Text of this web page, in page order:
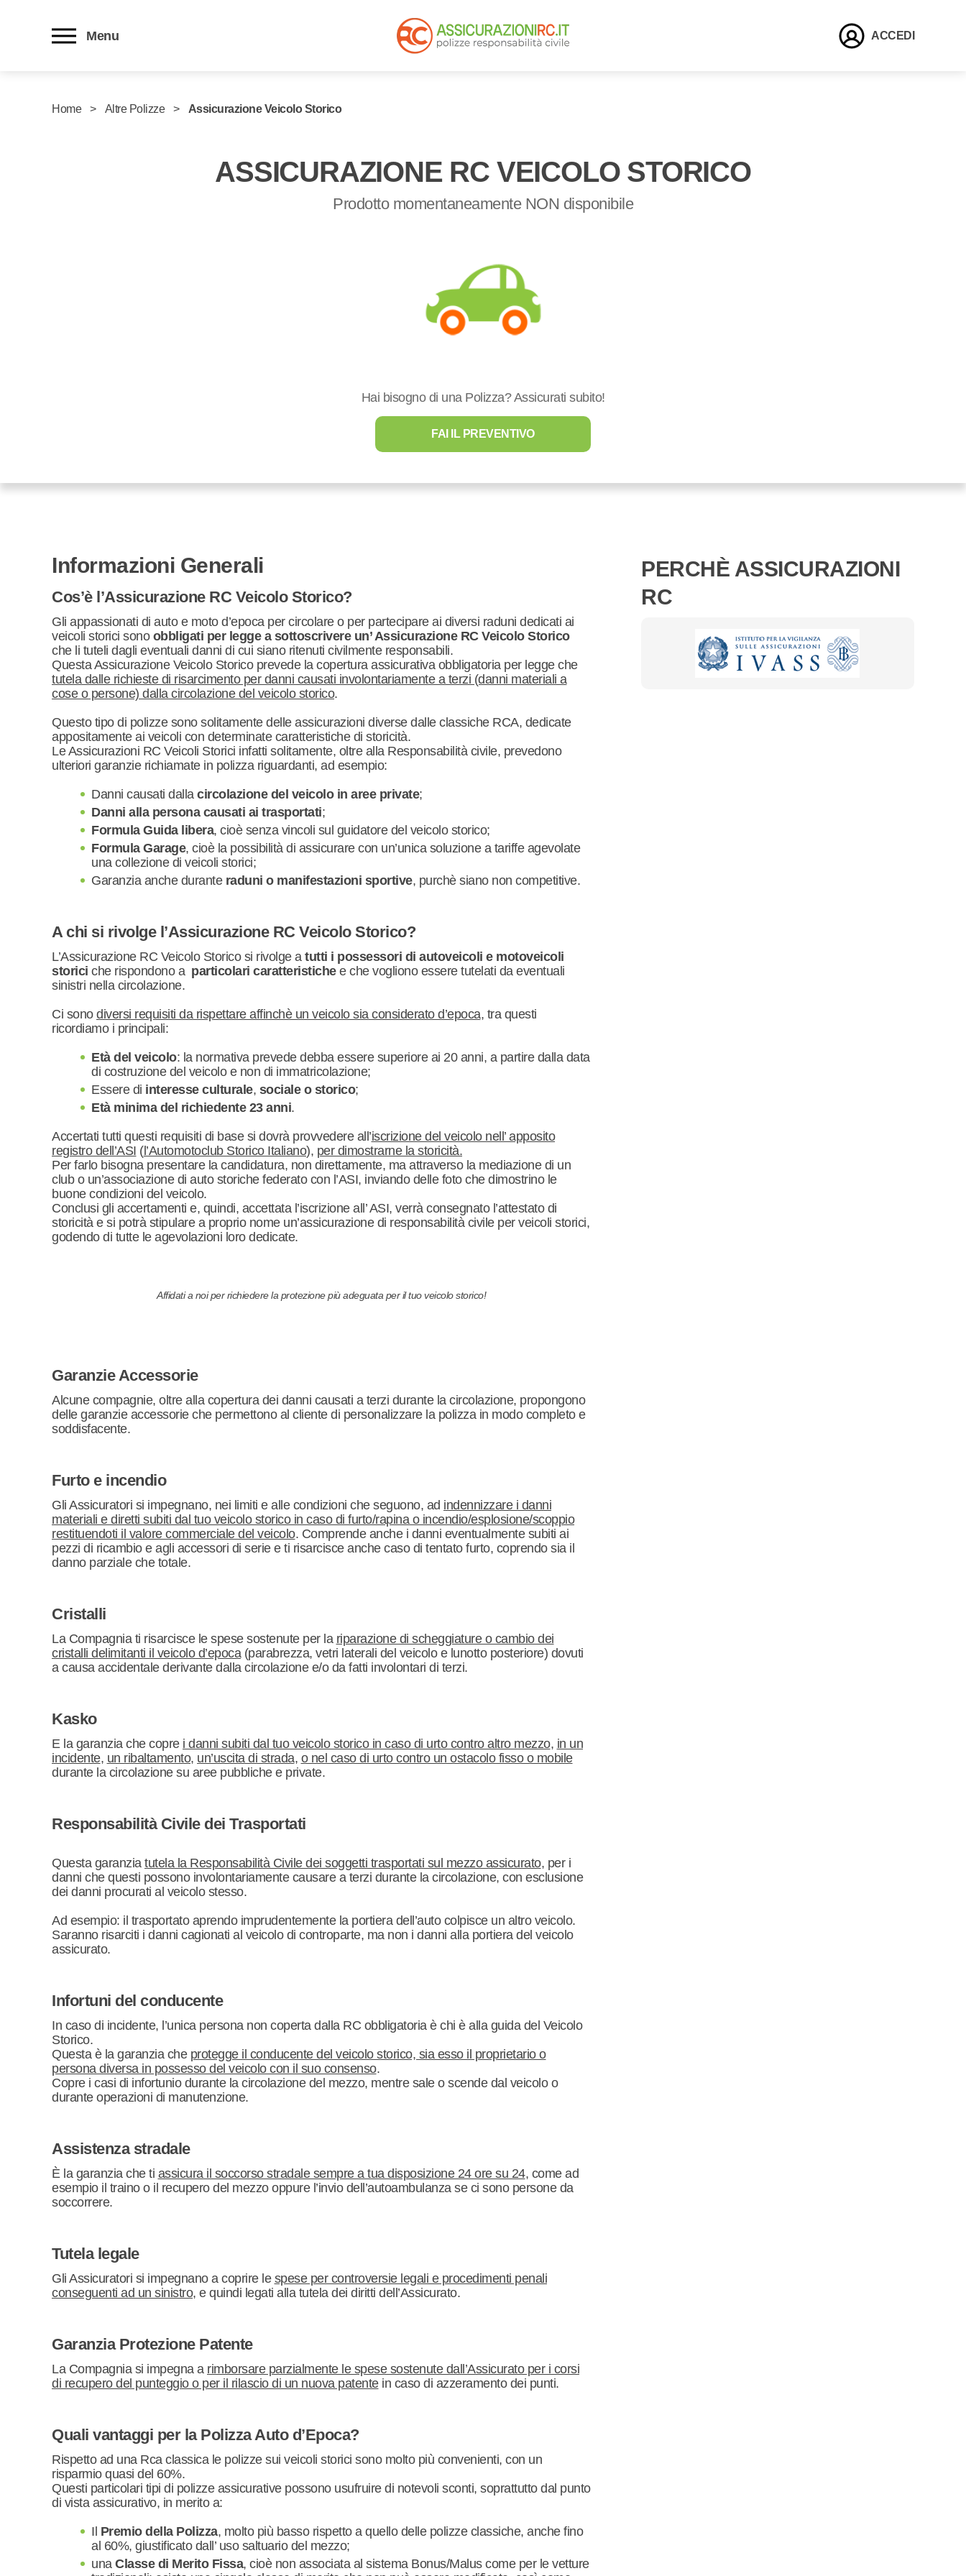
ACCEDI
Menu
Home Altre Polizze Assicurazione Veicolo Storico
ASSICURAZIONE RC VEICOLO STORICO
Prodotto momentaneamente NON disponibile
Hai bisogno di una Polizza? Assicurati subito!
FAI IL PREVENTIVO
Informazioni Generali
Cos’è l’Assicurazione RC Veicolo Storico?
Gli appassionati di auto e moto d’epoca per circolare o per partecipare ai diversi raduni dedicati ai
veicoli storici sono obbligati per legge a sottoscrivere un’ Assicurazione RC Veicolo Storico
che li tuteli dagli eventuali danni di cui siano ritenuti civilmente responsabili.
Questa Assicurazione Veicolo Storico prevede la copertura assicurativa obbligatoria per legge che
tutela dalle richieste di risarcimento per danni causati involontariamente a terzi (danni materiali a
cose o persone) dalla circolazione del veicolo storico.
Questo tipo di polizze sono solitamente delle assicurazioni diverse dalle classiche RCA, dedicate
appositamente ai veicoli con determinate caratteristiche di storicità.
Le Assicurazioni RC Veicoli Storici infatti solitamente, oltre alla Responsabilità civile, prevedono
ulteriori garanzie richiamate in polizza riguardanti, ad esempio:
Danni causati dalla circolazione del veicolo in aree private;
Danni alla persona causati ai trasportati;
Formula Guida libera, cioè senza vincoli sul guidatore del veicolo storico;
Formula Garage, cioè la possibilità di assicurare con un’unica soluzione a tariffe agevolate
una collezione di veicoli storici;
Garanzia anche durante raduni o manifestazioni sportive, purchè siano non competitive.
A chi si rivolge l’Assicurazione RC Veicolo Storico?
L’Assicurazione RC Veicolo Storico si rivolge a tutti i possessori di autoveicoli e motoveicoli
storici che rispondono a particolari caratteristichee che vogliono essere tutelati da eventuali
sinistri nella circolazione.
Ci sono diversi requisiti da rispettare affinchè un veicolo sia considerato d’epoca, tra questi
ricordiamo i principali:
Età del veicolo: la normativa prevede debba essere superiore ai 20 anni, a partire dalla data
di costruzione del veicolo e non di immatricolazione;
Essere di interesse culturale, sociale o storico;
Età minima del richiedente 23 anni.
Accertati tutti questi requisiti di base si dovrà provvedere all’iscrizione del veicolo nell’ apposito
registro dell’ASI (l’Automotoclub Storico Italiano), per dimostrarne la storicità.
Per farlo bisogna presentare la candidatura, non direttamente, ma attraverso la mediazione di un
club o un’associazione di auto storiche federato con l’ASI, inviando delle foto che dimostrino le
buone condizioni del veicolo.
Conclusi gli accertamenti e, quindi, accettata l’iscrizione all’ ASI, verrà consegnato l’attestato di
storicità e si potrà stipulare a proprio nome un’assicurazione di responsabilità civile per veicoli storici,
godendo di tutte le agevolazioni loro dedicate.
Affidati a noi per richiedere la protezione più adeguata per il tuo veicolo storico!
Garanzie Accessorie
Alcune compagnie, oltre alla copertura dei danni causati a terzi durante la circolazione, propongono
delle garanzie accessorie che permettono al cliente di personalizzare la polizza in modo completo e
soddisfacente.
Furto e incendio
Gli Assicuratori si impegnano, nei limiti e alle condizioni che seguono, ad indennizzare i danni
materiali e diretti subiti dal tuo veicolo storico in caso di furto/rapina o incendio/esplosione/scoppio
restituendoti il valore commerciale del veicolo. Comprende anche i danni eventualmente subiti ai
pezzi di ricambio e agli accessori di serie e ti risarcisce anche caso di tentato furto, coprendo sia il
danno parziale che totale.
Cristalli
La Compagnia ti risarcisce le spese sostenute per la riparazione di scheggiature o cambio dei
cristalli delimitanti il veicolo d’epoca(parabrezza, vetri laterali del veicolo e lunotto posteriore) dovuti
a causa accidentale derivante dalla circolazione e/o da fatti involontari di terzi.
Kasko
E la garanzia che copre i danni subiti dal tuo veicolo storico in caso di urto contro altro mezzo, in un
incidente, un ribaltamento, un’uscita di strada, o nel caso di urto contro un ostacolo fisso o mobile
durante la circolazione su aree pubbliche e private.
Responsabilità Civile dei Trasportati
Questa garanzia tutela la Responsabilità Civile dei soggetti trasportati sul mezzo assicurato, per i
danni che questi possono involontariamente causare a terzi durante la circolazione, con esclusione
dei danni procurati al veicolo stesso.
Ad esempio: il trasportato aprendo imprudentemente la portiera dell’auto colpisce un altro veicolo.
Saranno risarciti i danni cagionati al veicolo di controparte, ma non i danni alla portiera del veicolo
assicurato.
Infortuni del conducente
In caso di incidente, l’unica persona non coperta dalla RC obbligatoria è chi è alla guida del Veicolo
Storico.
Questa è la garanzia che protegge il conducente del veicolo storico, sia esso il proprietario o
persona diversa in possesso del veicolo con il suo consenso.
Copre i casi di infortunio durante la circolazione del mezzo, mentre sale o scende dal veicolo o
durante operazioni di manutenzione.
Assistenza stradale
È la garanzia che ti assicura il soccorso stradale sempre a tua disposizione 24 ore su 24, come ad
esempio il traino o il recupero del mezzo oppure l’invio dell’autoambulanza se ci sono persone da
soccorrere.
Tutela legale
Gli Assicuratori si impegnano a coprire le spese per controversie legali e procedimenti penali
conseguenti ad un sinistro, e quindi legati alla tutela dei diritti dell’Assicurato.
Garanzia Protezione Patente
La Compagnia si impegna a rimborsare parzialmente le spese sostenute dall’Assicurato per i corsi
di recupero del punteggio o per il rilascio di un nuova patentein caso di azzeramento dei punti.
Quali vantaggi per la Polizza Auto d’Epoca?
Rispetto ad una Rca classica le polizze sui veicoli storici sono molto più convenienti, con un
risparmio quasi del 60%.
Questi particolari tipi di polizze assicurative possono usufruire di notevoli sconti, soprattutto dal punto
di vista assicurativo, in merito a:
Il Premio della Polizza, molto più basso rispetto a quello delle polizze classiche, anche fino
al 60%, giustificato dall’ uso saltuario del mezzo;
una Classe di Merito Fissa, cioè non associata al sistema Bonus/Malus come per le vetture
PERCHÈ ASSICURAZIONI
RC